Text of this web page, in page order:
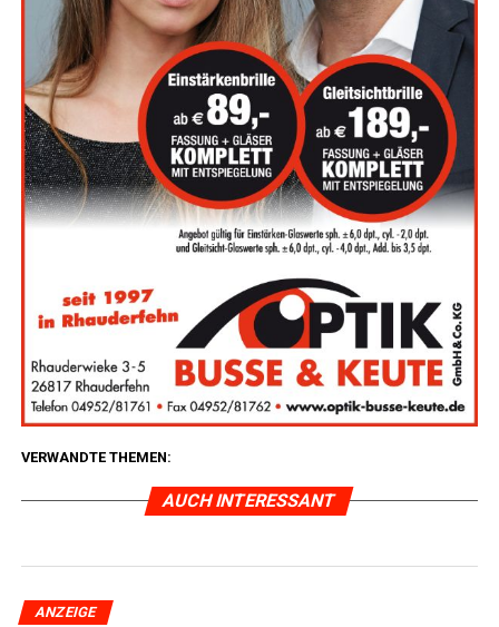
VERWANDTE THEMEN:
AUCH INTERESSANT
ANZEIGE